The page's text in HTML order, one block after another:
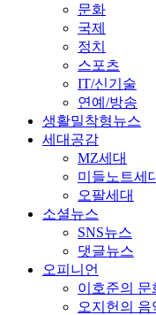
문화
국제
정치
스포츠
IT/신기술
연예/방송
생활밀착형뉴스
세대공감
MZ세대
미들노트세
오팔세대
소셜뉴스
SNS뉴스
댓글뉴스
오피니언
이호준의 문
오지헌의 음